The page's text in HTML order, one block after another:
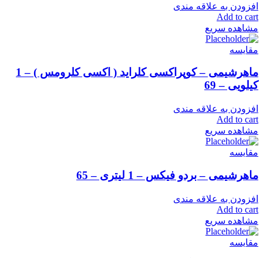
افزودن به علاقه مندی
Add to cart
مشاهده سریع
مقایسه
ماهرشیمی – کوپراکسی کلراید ( اکسی کلرومس ) – 1
کیلویی – 69
افزودن به علاقه مندی
Add to cart
مشاهده سریع
مقایسه
ماهرشیمی – بردو فیکس – 1 لیتری – 65
افزودن به علاقه مندی
Add to cart
مشاهده سریع
مقایسه